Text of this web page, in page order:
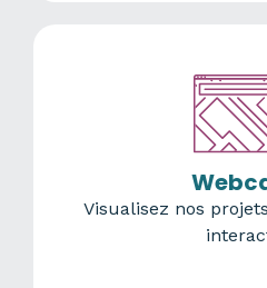
Visualisez nos